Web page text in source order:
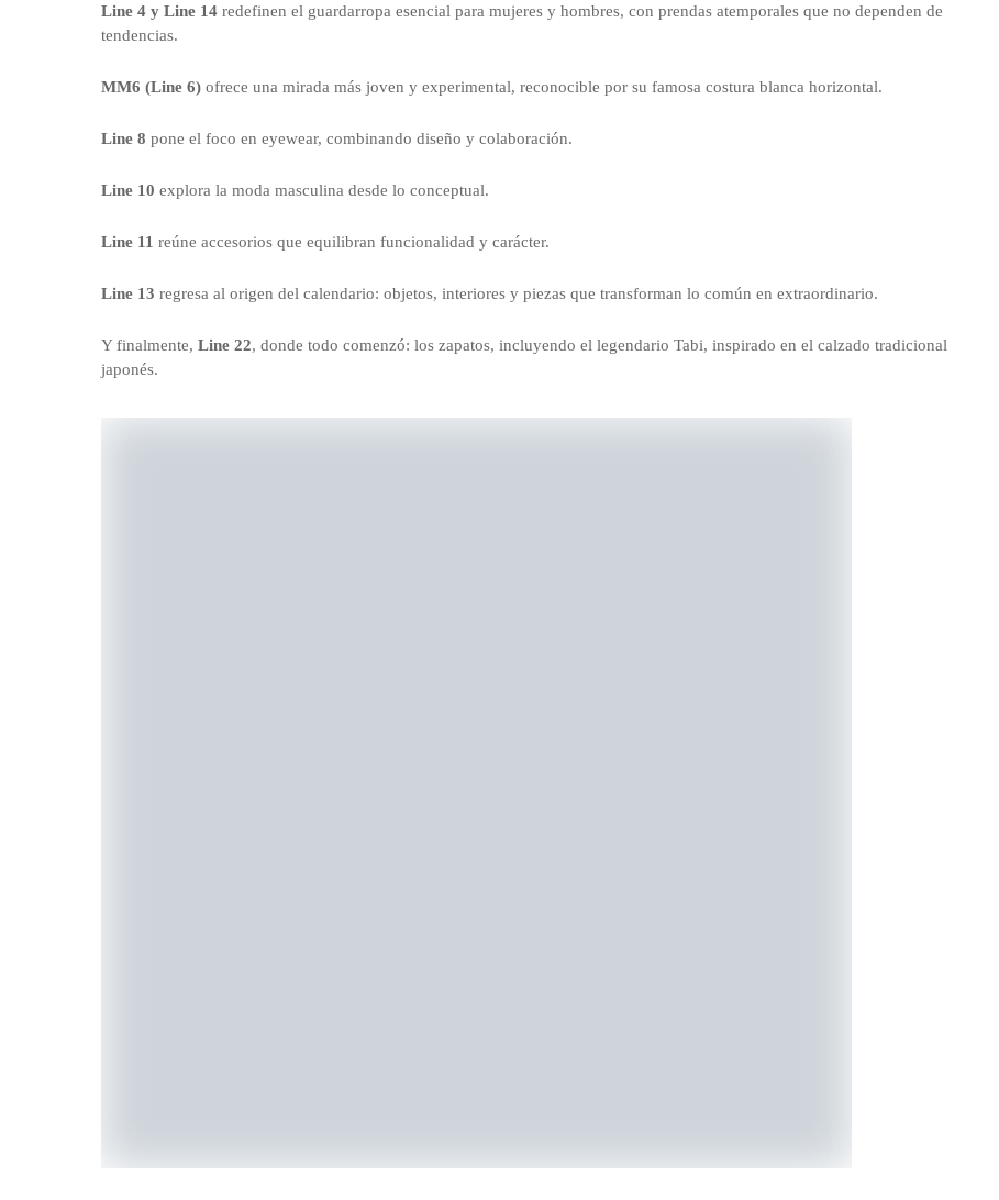
Line 4 y Line 14 redefinen el guardarropa esencial para mujeres y hombres, con prendas atemporales que no dependen de
tendencias.
MM6 (Line 6) ofrece una mirada más joven y experimental, reconocible por su famosa costura blanca horizontal.
Line 8 pone el foco en eyewear, combinando diseño y colaboración.
Line 10 explora la moda masculina desde lo conceptual.
Line 11 reúne accesorios que equilibran funcionalidad y carácter.
Line 13 regresa al origen del calendario: objetos, interiores y piezas que transforman lo común en extraordinario.
Y finalmente, Line 22, donde todo comenzó: los zapatos, incluyendo el legendario Tabi, inspirado en el calzado tradicional
japonés.